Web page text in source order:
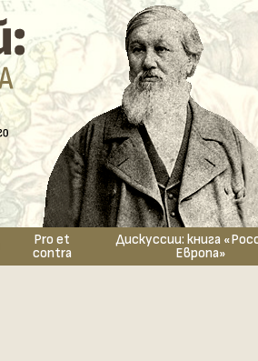
Pro et
contra
Дискуссии: книга
Европа»